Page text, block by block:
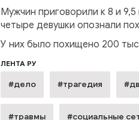
Мужчин приговорили к 8 и
четыре девушки опознали
У них было похищено 200
ЛЕНТА РУ
#дело #трагедия
#травмы #социальные